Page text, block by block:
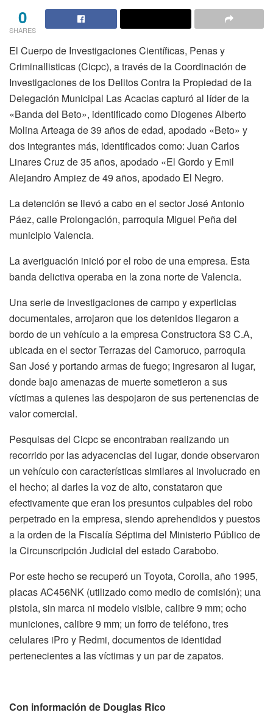
0
SHARES
El Cuerpo de Investigaciones Científicas, Penas y
Criminallisticas (Cicpc), a través de la Coordinación de
Investigaciones de los Delitos Contra la Propiedad de la
Delegación Municipal Las Acacias capturó al líder de la
«Banda del Beto», identificado como Diogenes Alberto
Molina Arteaga de 39 años de edad, apodado «Beto» y
dos integrantes más, identificados como: Juan Carlos
Linares Cruz de 35 años, apodado «El Gordo y Emil
Alejandro Ampiez de 49 años, apodado El Negro.
La detención se llevó a cabo en el sector José Antonio
Páez, calle Prolongación, parroquia Miguel Peña del
municipio Valencia.
La averiguación inició por el robo de una empresa. Esta
banda delictiva operaba en la zona norte de Valencia.
Una serie de investigaciones de campo y experticias
documentales, arrojaron que los detenidos llegaron a
bordo de un vehículo a la empresa Constructora S3 C.A,
ubicada en el sector Terrazas del Camoruco, parroquia
San José y portando armas de fuego; ingresaron al lugar,
donde bajo amenazas de muerte sometieron a sus
víctimas a quienes las despojaron de sus pertenencias de
valor comercial.
Pesquisas del Cicpc se encontraban realizando un
recorrido por las adyacencias del lugar, donde observaron
un vehículo con características similares al involucrado en
el hecho; al darles la voz de alto, constataron que
efectivamente que eran los presuntos culpables del robo
perpetrado en la empresa, siendo aprehendidos y puestos
a la orden de la Fiscalía Séptima del Ministerio Público de
la Circunscripción Judicial del estado Carabobo.
Por este hecho se recuperó un Toyota, Corolla, año 1995,
placas AC456NK (utilizado como medio de comisión); una
pistola, sin marca ni modelo visible, calibre 9 mm; ocho
municiones, calibre 9 mm; un forro de teléfono, tres
celulares iPro y Redmi, documentos de identidad
pertenecientes a las víctimas y un par de zapatos.
Con información de Douglas Rico